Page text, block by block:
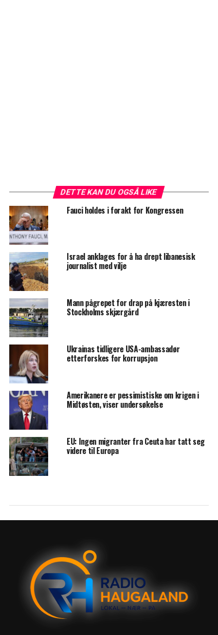
DETTE KAN DU OGSÅ LIKE
Fauci holdes i forakt for Kongressen
Israel anklages for å ha drept libanesisk
journalist med vilje
Mann pågrepet for drap på kjæresten i
Stockholms skjærgård
Ukrainas tidligere USA-ambassadør
etterforskes for korrupsjon
Amerikanere er pessimistiske om krigen i
Midtøsten, viser undersøkelse
EU: Ingen migranter fra Ceuta har tatt seg
videre til Europa